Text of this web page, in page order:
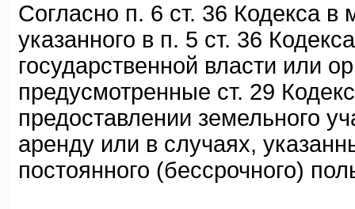
Согласно п. 6 ст. 36 Кодекса
указанного в п. 5 ст. 36
государственной власти или
предусмотренные ст. 29
предоставлении земельного
аренду или в случаях,
постоянного (бессрочного)